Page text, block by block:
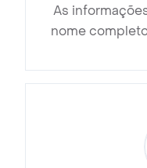
As
nome